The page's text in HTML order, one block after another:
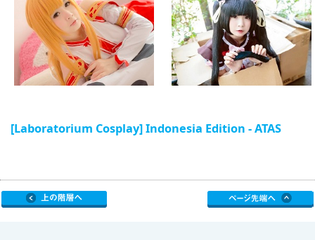
[Laboratorium Cosplay] Indonesia Edition - ATAS